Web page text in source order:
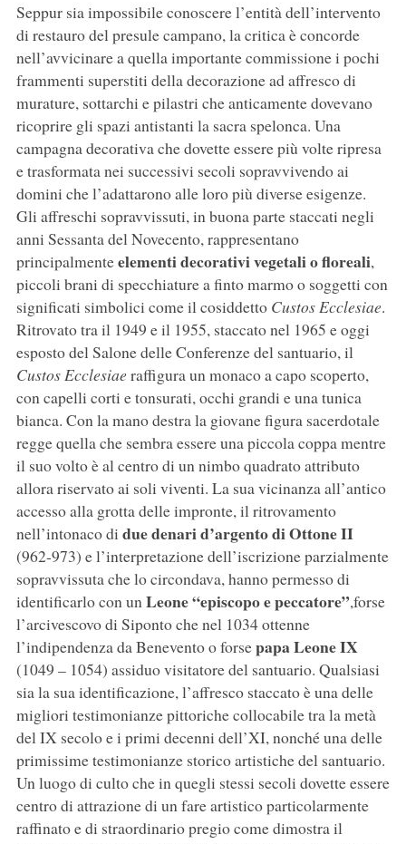
Seppur sia impossibile conoscere l’entità dell’intervento
di restauro del presule campano, la critica è concorde
nell’avvicinare a quella importante commissione i pochi
frammenti superstiti della decorazione ad affresco di
murature, sottarchi e pilastri che anticamente dovevano
ricoprire gli spazi antistanti la sacra spelonca. Una
campagna decorativa che dovette essere più volte ripresa
e trasformata nei successivi secoli sopravvivendo ai
domini che l’adattarono alle loro più diverse esigenze.
Gli affreschi sopravvissuti, in buona parte staccati negli
anni Sessanta del Novecento, rappresentano
principalmenteelementi decorativi vegetali o floreali,
piccoli brani di specchiature a finto marmo o soggetti con
significati simbolici come il cosiddetto Custos Ecclesiae.
Ritrovato tra il 1949 e il 1955, staccato nel 1965 e oggi
esposto del Salone delle Conferenze del santuario, il
Custos Ecclesiaeraffigura un monaco a capo scoperto,
con capelli corti e tonsurati, occhi grandi e una tunica
bianca. Con la mano destra la giovane figura sacerdotale
regge quella che sembra essere una piccola coppa mentre
il suo volto è al centro di un nimbo quadrato attributo
allora riservato ai soli viventi. La sua vicinanza all’antico
accesso alla grotta delle impronte, il ritrovamento
nell’intonaco di due denari d’argento di Ottone II
(962-973) e l’interpretazione dell’iscrizione parzialmente
sopravvissuta che lo circondava, hanno permesso di
identificarlo con unLeone “episcopo e peccatore”,forse
l’arcivescovo di Siponto che nel 1034 ottenne
l’indipendenza da Benevento o forsepapa Leone IX
(1049 – 1054) assiduo visitatore del santuario. Qualsiasi
sia la sua identificazione, l’affresco staccato è una delle
migliori testimonianze pittoriche collocabile tra la metà
del IX secolo e i primi decenni dell’XI, nonché una delle
primissime testimonianze storico artistiche del santuario.
Un luogo di culto che in quegli stessi secoli dovette essere
centro di attrazione di un fare artistico particolarmente
raffinato e di straordinario pregio come dimostra il